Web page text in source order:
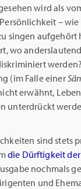
wird als
–
singen aufgehört
wo
(im Falle einer
erwähnt,
unterdrückt
sind stets
die Dürftigkeit
nochmals
und